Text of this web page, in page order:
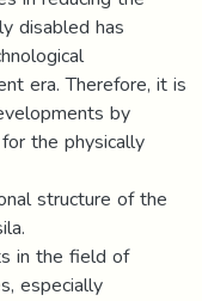
disabled has
era. Therefore, it is
by
the physically
structure of the
in the field of
especially